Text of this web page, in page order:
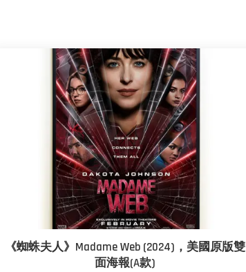
《蜘蛛夫人》Madame Web (2024)，美國原版雙
面海報(A款)